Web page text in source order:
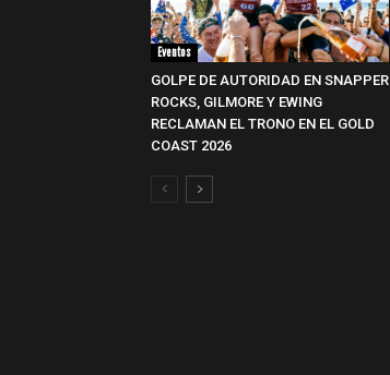
Eventos
GOLPE DE AUTORIDAD EN SNAPPER
ROCKS, GILMORE Y EWING
RECLAMAN EL TRONO EN EL GOLD
COAST 2026